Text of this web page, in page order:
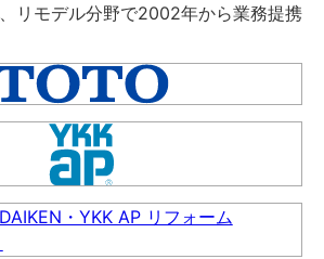
リモデル分野で2002年から業務提携